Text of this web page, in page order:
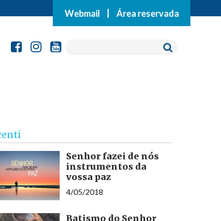
Webmail Área reservada
Senhor fazei de nós
instrumentos da
vossa paz
4/05/2018
Batismo do Senhor